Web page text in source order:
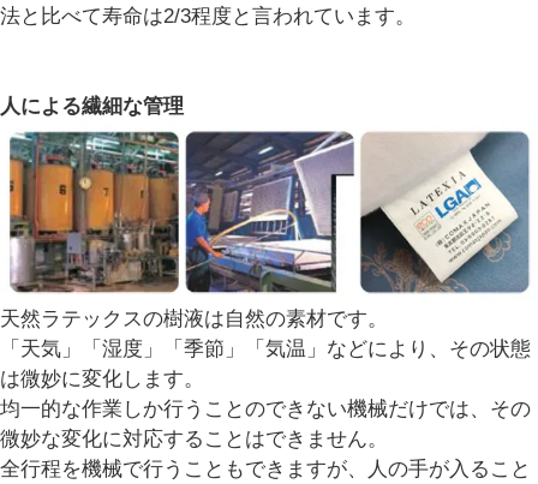
法と比べて寿命は2/3程度と言われています。
人による繊細な管理
天然ラテックスの樹液は自然の素材です。
「天気」「湿度」「季節」「気温」などにより、その状態
は微妙に変化します。
均一的な作業しか行うことのできない機械だけでは、その
微妙な変化に対応することはできません。
全行程を機械で行うこともできますが、人の手が入ること